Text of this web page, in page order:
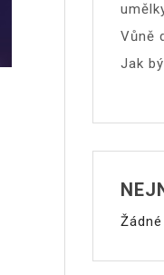
Vůně
Jak